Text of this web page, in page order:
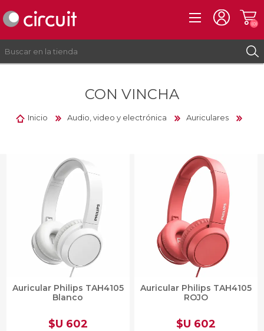
INICIAR SESIÓN
(0)
CON VINCHA
Inicio Audio, video y electrónica Auriculares
Auricular Philips TAH4105
Blanco
$U 602
Auricular Philips TAH4105
ROJO
$U 602